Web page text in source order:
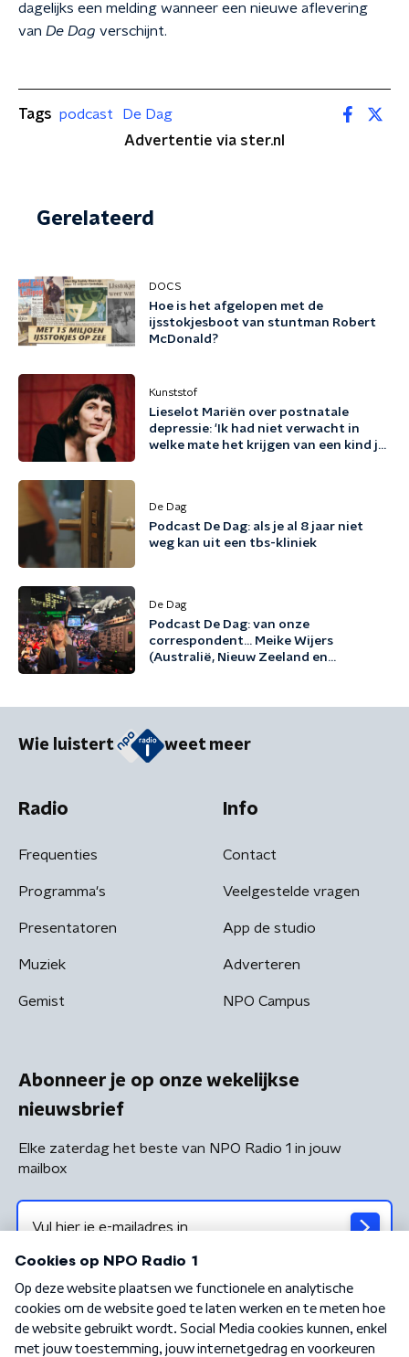
dagelijks een melding wanneer een nieuwe aflevering
van De Dag verschijnt.
Tags podcast
De Dag
Advertentie via ster.nl
Gerelateerd
DOCS
Hoe is het afgelopen met de
ijsstokjesboot van stuntman Robert
McDonald?
Kunststof
Lieselot Mariën over postnatale
depressie: 'Ik had niet verwacht in
welke mate het krijgen van een kind je
De Dag
Podcast De Dag: als je al 8 jaar niet
weg kan uit een tbs-kliniek
De Dag
Podcast De Dag: van onze
correspondent... Meike Wijers
(Australië, Nieuw Zeeland en
Wie luistert weet meer
Radio
Frequenties
Programma's
Presentatoren
Muziek
Gemist
Info
Contact
Veelgestelde vragen
App de studio
Adverteren
NPO Campus
Abonneer je op onze wekelijkse
nieuwsbrief
Elke zaterdag het beste van NPO Radio 1 in jouw
mailbox
Algemene voorwaarden